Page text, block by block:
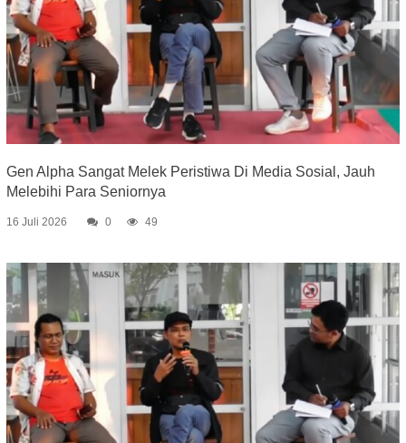
Gen Alpha Sangat Melek Peristiwa Di Media Sosial, Jauh
Melebihi Para Seniornya
16 Juli 2026 0 49